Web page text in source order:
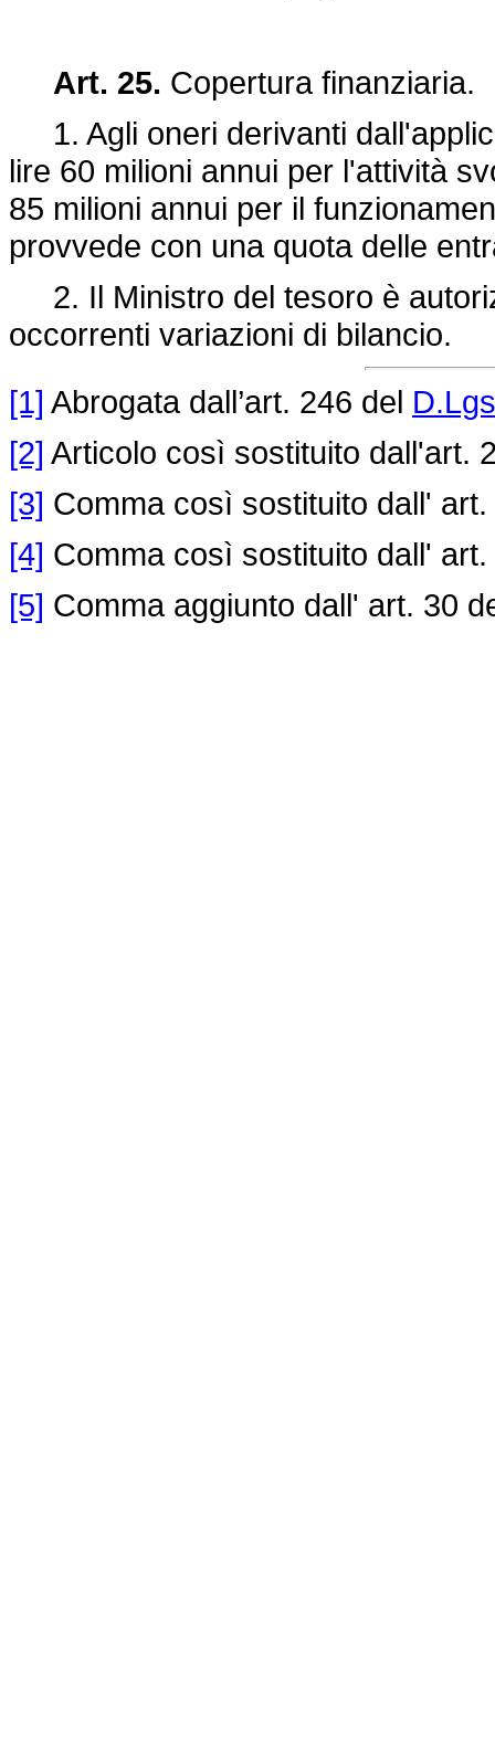
Art. 25. Copertura finanziaria.
1. Agli oneri derivanti
lire 60 milioni annui per l'attività
85 milioni annui per il
provvede con una quota delle
2. Il Ministro del tesoro è
occorrenti variazioni di bilancio.
[1] Abrogata dall’art. 246 del
[2] Articolo così sostituito dall'art.
[3] Comma così sostituito dall'
[4] Comma così sostituito dall'
[5] Comma aggiunto dall' art. 30